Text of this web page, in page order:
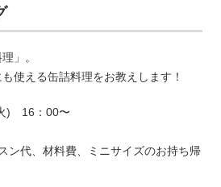
」。
使える缶詰料理をお教えします！
) 16：00〜
代、材料費、ミニサイズのお持ち帰